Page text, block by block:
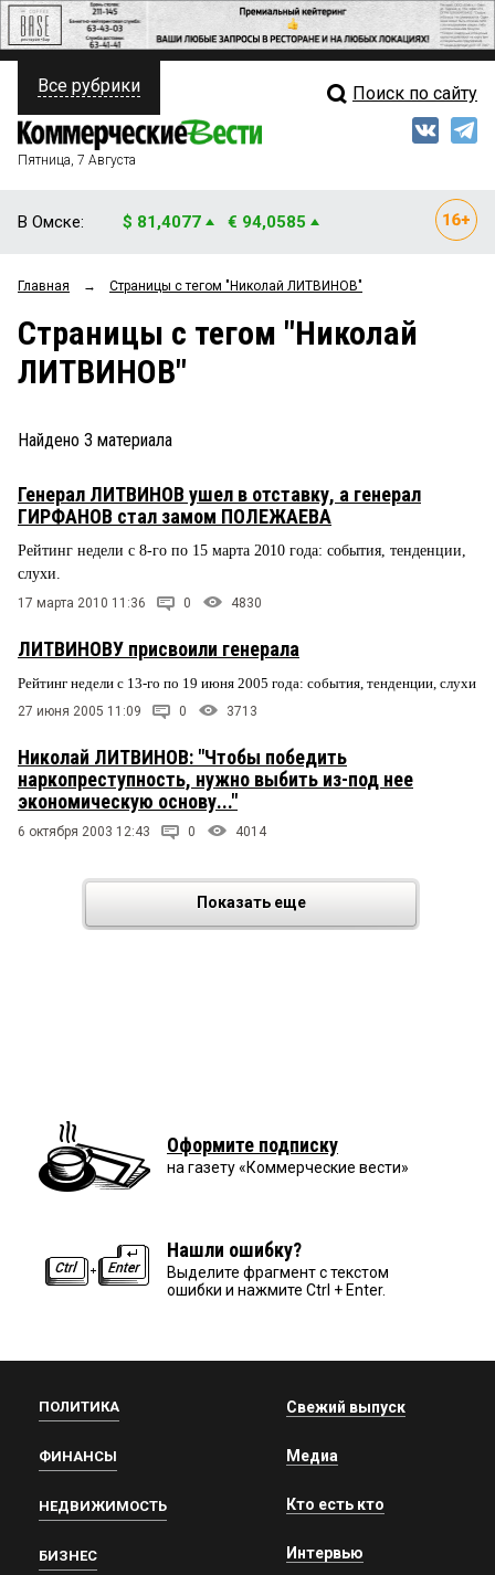
ПОЛИТИКА
ФИНАНСЫ
ОБЩЕСТВО
ЗАКОН
ПРОИСШЕСТВИЯ
СТИЛЬ ЖИЗНИ
Свежий выпуск
Мнения
Рейтинги
Все рубрики Поиск по сайту
Пятница, 7 Августа
В Омске: $ 81,4077 € 94,0585
Главная → Страницы c тегом "Николай ЛИТВИНОВ"
Страницы c тегом "Николай
ЛИТВИНОВ"
Найдено 3 материала
Генерал ЛИТВИНОВ ушел в отставку, а генерал
ГИРФАНОВ стал замом ПОЛЕЖАЕВА
Рейтинг недели с 8-го по 15 марта 2010 года: события, тенденции,
слухи.
17 марта 2010 11:36 0 4830
ЛИТВИНОВУ присвоили генерала
Рейтинг недели с 13-го по 19 июня 2005 года: события, тенденции, слухи
27 июня 2005 11:09 0 3713
Николай ЛИТВИНОВ: "Чтобы победить
наркопреступность, нужно выбить из-под нее
экономическую основу..."
6 октября 2003 12:43 0 4014
Показать еще
Оформите подписку
на газету «Коммерческие вести»
Нашли ошибку?
Выделите фрагмент с текстом
ошибки и нажмите Ctrl + Enter.
ПОЛИТИКА
ФИНАНСЫ
НЕДВИЖИМОСТЬ
БИЗНЕС
Свежий выпуск
Медиа
Кто есть кто
Интервью